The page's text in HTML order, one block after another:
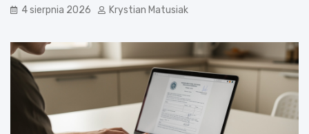
4 sierpnia 2026 Krystian Matusiak